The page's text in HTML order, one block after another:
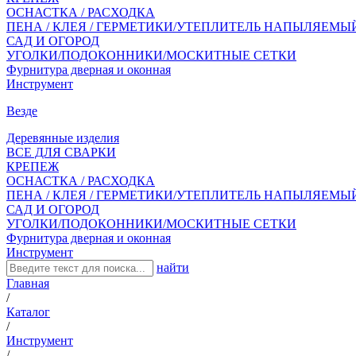
ОСНАСТКА / РАСХОДКА
ПЕНА / КЛЕЯ / ГЕРМЕТИКИ/УТЕПЛИТЕЛЬ
САД И ОГОРОД
УГОЛКИ/ПОДОКОННИКИ/МОСКИТНЫЕ СЕТКИ
Фурнитура дверная и оконная
Инструмент
Везде
Деревянные изделия
ВСЕ ДЛЯ СВАРКИ
КРЕПЕЖ
ОСНАСТКА / РАСХОДКА
ПЕНА / КЛЕЯ / ГЕРМЕТИКИ/УТЕПЛИТЕЛЬ
САД И ОГОРОД
УГОЛКИ/ПОДОКОННИКИ/МОСКИТНЫЕ СЕТКИ
Фурнитура дверная и оконная
Инструмент
найти
Главная
/
Каталог
/
Инструмент